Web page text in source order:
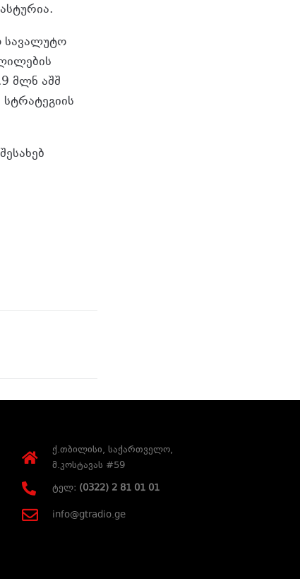
სავალუტო
მლნ აშშ
ქ.თბილისი, საქართველო,
მ.კოსტავას #59
ტელ: (0322) 2 81 01 01
info@gtradio.ge